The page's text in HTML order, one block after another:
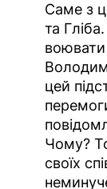
Саме з
та
воювати
цей
Чому?
своїх